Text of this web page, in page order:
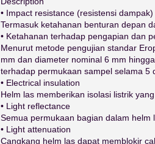
• Impact resistance (resistensi dampak)
Termasuk ketahanan benturan depan
• Ketahanan terhadap pengapian dan
Menurut metode pengujian standar
mm dan diameter nominal 6 mm
terhadap permukaan sampel selama 5
• Electrical insulation
Helm las memberikan isolasi listrik
• Light reflectance
Semua permukaan bagian dalam helm
• Light attenuation
Cangkang helm las dapat memblokir